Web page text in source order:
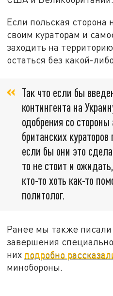
Если польская сторона
своим кураторам и
заходить на
остаться без какой-
Так что если бы
контингента на
одобрения со
британских
если бы они это
то не стоит и
кто-то хоть как-то
политолог.
Ранее мы также писали
завершения
них подробно
минобороны.